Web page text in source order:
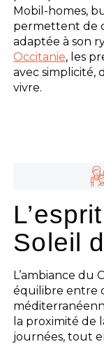
Mobil-homes,
permettent de
adaptée à son
Occitanie, les
avec simplicité,
vivre.
Soleil
L’ambiance du
équilibre entre
la proximité de
journées, tout